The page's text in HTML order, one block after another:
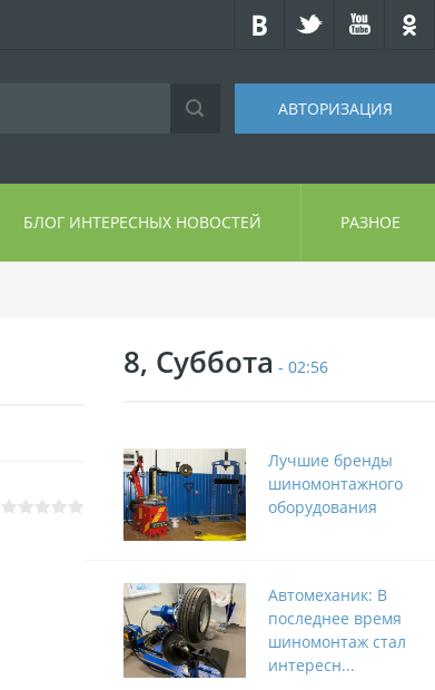
АВТОРИЗАЦИЯ
БЛОГ ИНТЕРЕСНЫХ НОВОСТЕЙ РАЗНОЕ
8, Суббота - 02:56
Лучшие бренды
шиномонтажного
оборудования
Автомеханик: В
последнее время
шиномонтаж стал
интересн...